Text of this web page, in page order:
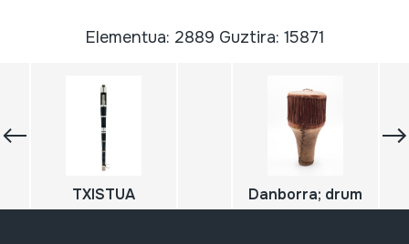
Elementua: 2889 Guztira: 15871
TXISTUA Danborra; drum